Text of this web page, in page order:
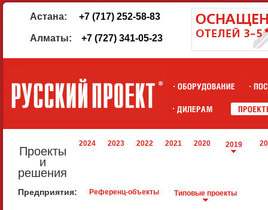
Астана: +7 (717) 252-58-83
Алматы: +7 (727) 341-05-23
Проекты
и
решения
2024 2023 2022 2021 2020 2019
Предприятия: Референц-объекты Типовые проекты